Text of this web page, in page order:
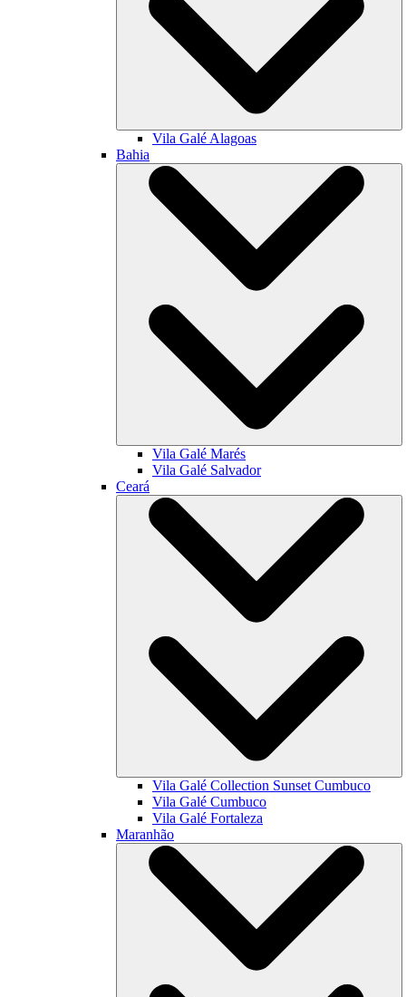
Vila Galé Alagoas
Bahia
Vila Galé Marés
Vila Galé Salvador
Ceará
Vila Galé Collection Sunset Cumbuco
Vila Galé Cumbuco
Vila Galé Fortaleza
Maranhão